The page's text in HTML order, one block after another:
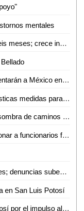
mentales
Huelga en Monte de Piedad supera seis meses; crece incertidumbre por prendas empeñadas
¡Orgullo huasteco! Cobach 06 representarán a México en Brasil
¿Multas en el Tantocob? Analizan drásticas medidas para cuidar áreas verdes
Fiestas ancestrales en Valles bajo la sombra de caminos destrozados
Carlos Arreola pide investigar y sancionar a funcionarios federales que incumplan con su labor
Crece la delincuencia en Villa de Reyes; denuncias suben 33% en un año
en San Luis Potosí
Crece oferta hotelera en San Luis Potosí por el impulso al turismo de Ricardo Gallardo